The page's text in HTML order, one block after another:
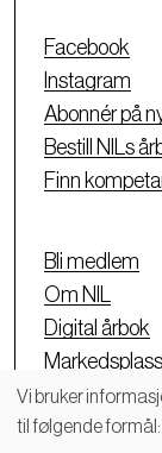
Facebook
Instagram
Abonnér på
Bestill NILs
Finn
Bli medlem
Om NIL
Digital årbok
Bruk
Vi bruker
til følgende formål: